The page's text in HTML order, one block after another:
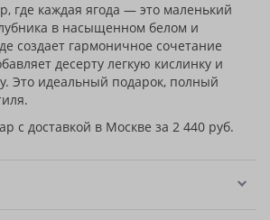
где каждая ягода — это маленький
в насыщенном белом и
создает гармоничное сочетание
десерту легкую кислинку и
Это идеальный подарок, полный
с доставкой в Москве за 2 440 руб.